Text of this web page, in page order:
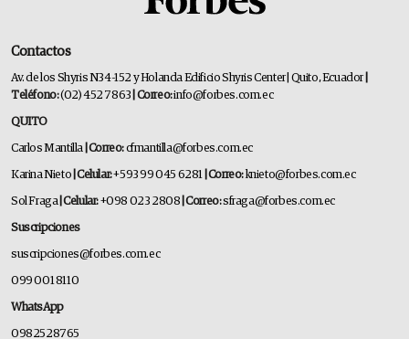
Contactos
Av. de los Shyris N34-152 y Holanda Edificio Shyris Center | Quito, Ecuador
Teléfono:(02) 452 7863 | Correo:info@forbes.com.ec
QUITO
Carlos Mantilla | Correo:cfmantilla@forbes.com.ec
Karina Nieto | Celular:+593 99 045 6281 | Correo:knieto@forbes.com.ec
Sol Fraga| Celular:+098 023 2808 | Correo:sfraga@forbes.com.ec
Suscripciones
suscripciones@forbes.com.ec
099 001 8110
WhatsApp
0982528765